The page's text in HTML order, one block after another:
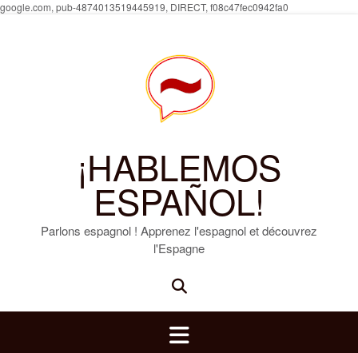
google.com, pub-4874013519445919, DIRECT, f08c47fec0942fa0
¡HABLEMOS
ESPAÑOL!
Parlons espagnol ! Apprenez l'espagnol et découvrez
l'Espagne